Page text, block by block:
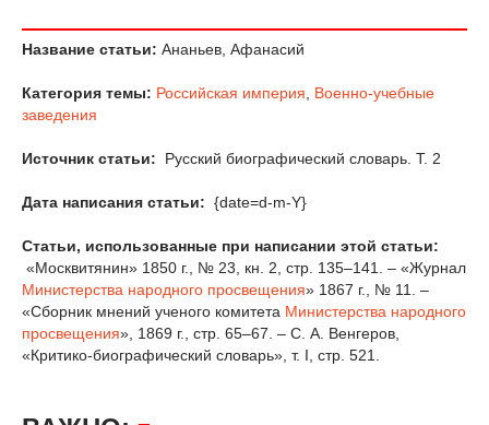
Название статьи: Ананьев, Афанасий
Категория темы: Российская империя
Военно-учебные
заведения
Источник статьи: Русский биографический словарь. Т. 2
Дата написания статьи: {date=d-m-Y}
Статьи, использованные при написании этой статьи:
«Москвитянин» 1850 г., № 23, кн. 2, стр. 135–141. – «Журнал
Министерства народного просвещения» 1867 г., № 11. –
«Сборник мнений ученого комитета Министерства народного
просвещения», 1869 г., стр. 65–67. – С. А. Венгеров,
«Критико-биографический словарь», т. I, стр. 521.